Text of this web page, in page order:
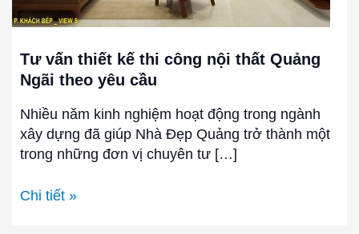
Tư vấn thiết kế thi công nội thất Quảng
Ngãi theo yêu cầu
Nhiều năm kinh nghiệm hoạt động trong ngành
xây dựng đã giúp Nhà Đẹp Quảng trở thành một
trong những đơn vị chuyên tư […]
theo
yêu
Chi tiết »